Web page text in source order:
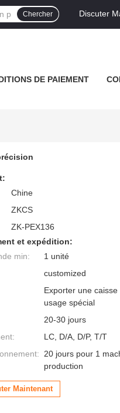
Discuter
Chercher
DE PAIEMENT
Chine
ZKCS
ZK-PEX136
et expédition:
min:
1 unité
customized
Exporter une
usage spécial
20-30 jours
LC, D/A, D/P, T/T
20 jours pour 1
production
Maintenant